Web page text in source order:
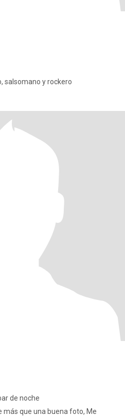
salsomano y rockero
de noche
más que una buena foto, Me